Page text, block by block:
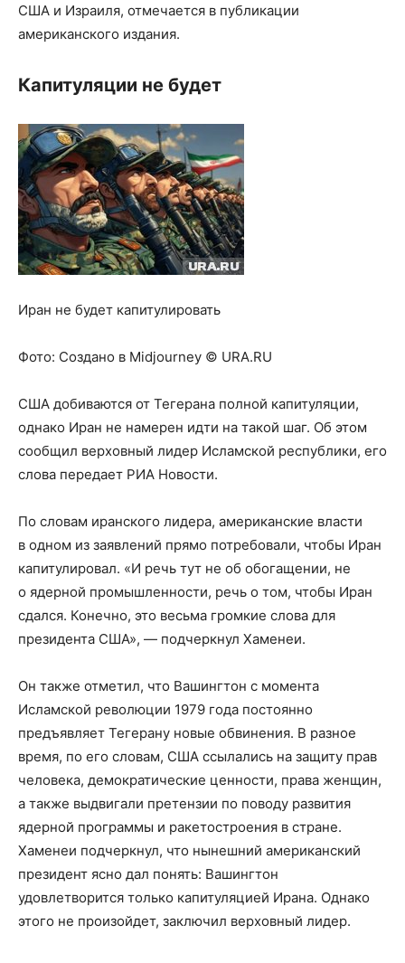
США и Израиля, отмечается в публикации
американского издания.
Капитуляции не будет
Иран не будет капитулировать
Фото: Создано в Midjourney © URA.RU
США добиваются от Тегерана полной капитуляции,
однако Иран не намерен идти на такой шаг. Об этом
сообщил верховный лидер Исламской республики, его
слова передает РИА Новости.
По словам иранского лидера, американские власти
в одном из заявлений прямо потребовали, чтобы Иран
капитулировал. «И речь тут не об обогащении, не
о ядерной промышленности, речь о том, чтобы Иран
сдался. Конечно, это весьма громкие слова для
президента США», — подчеркнул Хаменеи.
Он также отметил, что Вашингтон с момента
Исламской революции 1979 года постоянно
предъявляет Тегерану новые обвинения. В разное
время, по его словам, США ссылались на защиту прав
человека, демократические ценности, права женщин,
а также выдвигали претензии по поводу развития
ядерной программы и ракетостроения в стране.
Хаменеи подчеркнул, что нынешний американский
президент ясно дал понять: Вашингтон
удовлетворится только капитуляцией Ирана. Однако
этого не произойдет, заключил верховный лидер.